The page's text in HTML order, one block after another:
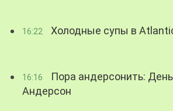
16:22 Холодные супы в
16:16
Пора андерсонить:
Андерсон